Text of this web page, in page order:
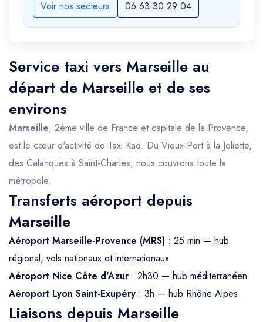
Voir nos secteurs
06 63 30 29 04
Service taxi vers Marseille au
départ de Marseille et de ses
environs
Marseille, 2ème ville de France et capitale de la Provence,
est le cœur d'activité de Taxi Kad. Du Vieux-Port à la Joliette,
des Calanques à Saint-Charles, nous couvrons toute la
métropole.
Transferts aéroport depuis
Marseille
Aéroport Marseille-Provence (MRS) : 25 min — hub
régional, vols nationaux et internationaux
Aéroport Nice Côte d'Azur : 2h30 — hub méditerranéen
Aéroport Lyon Saint-Exupéry : 3h — hub Rhône-Alpes
Liaisons depuis Marseille